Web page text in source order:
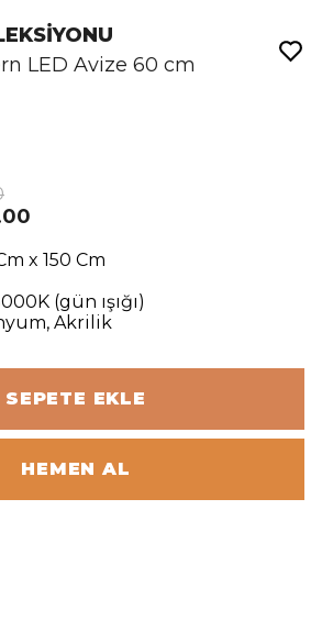
LED Avize 60 cm
x 150 Cm
(gün ışığı)
Akrilik
SEPETE EKLE
HEMEN AL